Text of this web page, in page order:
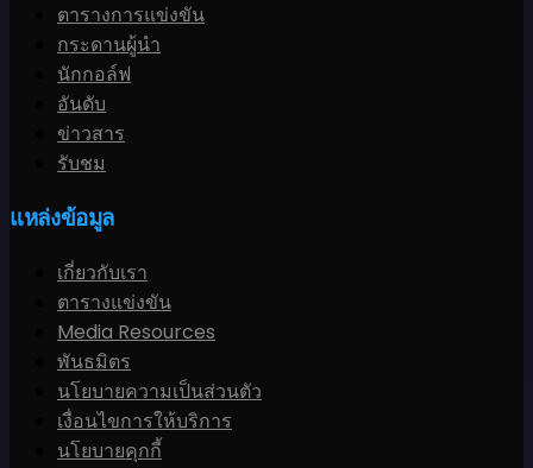
ตารางการแข่งขัน
กระดานผู้นำ
นักกอล์ฟ
อันดับ
ข่าวสาร
รับชม
แหล่งข้อมูล
เกี่ยวกับเรา
ตารางแข่งขัน
Media Resources
พันธมิตร
นโยบายความเป็นส่วนตัว
เงื่อนไขการให้บริการ
นโยบายคุกกี้